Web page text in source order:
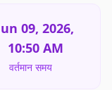
09, 2026,
10:50 AM
वर्तमान समय